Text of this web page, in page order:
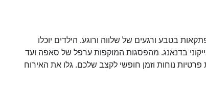
בטבע ורגעים של שלווה ורוגע. הילדים יוכלו
בדנאנג. מהפסגות המוקפות ערפל של סאפה ועד
נוחות וזמן חופשי לקצב שלכם. גלו את האירוח